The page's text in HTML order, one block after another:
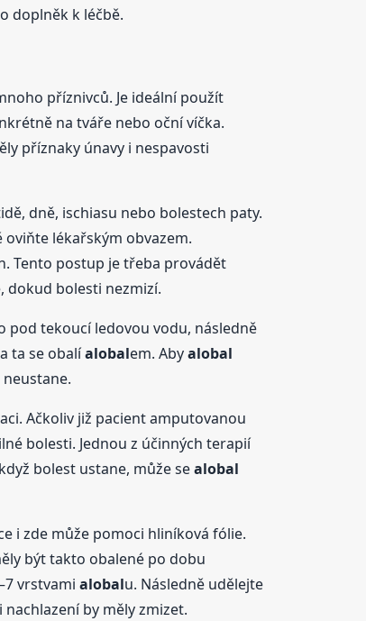
doplněk k léčbě.
příznivců. Je ideální použít
na tváře nebo oční víčka.
příznaky únavy i nespavosti
dně, ischiasu nebo bolestech paty.
oviňte lékařským obvazem.
Tento postup je třeba provádět
dokud bolesti nezmizí.
tekoucí ledovou vodu, následně
ta se obalíalobalem. Abyalobal
Ačkoliv již pacient amputovanou
bolesti. Jednou z účinných terapií
bolest ustane, může sealobal
i zde může pomoci hliníková fólie.
být takto obalené po dobu
vrstvami alobalu. Následně udělejte
by měly zmizet.